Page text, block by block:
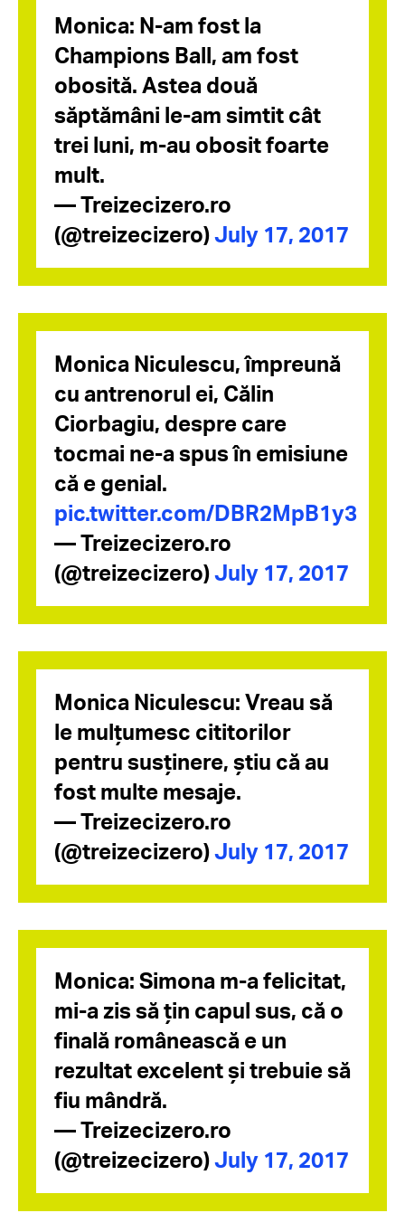
Monica: N-am fost la
Champions Ball, am fost
obosită. Astea două
săptămâni le-am simtit cât
trei luni, m-au obosit foarte
mult.
— Treizecizero.ro
(@treizecizero)July 17, 2017
Monica Niculescu, împreună
cu antrenorul ei, Călin
Ciorbagiu, despre care
tocmai ne-a spus în emisiune
că e genial.
pic.twitter.com/DBR2MpB1y3
— Treizecizero.ro
(@treizecizero)July 17, 2017
Monica Niculescu: Vreau să
le mulțumesc cititorilor
pentru susținere, știu că au
fost multe mesaje.
— Treizecizero.ro
(@treizecizero)July 17, 2017
Monica: Simona m-a felicitat,
mi-a zis să țin capul sus, că o
finală românească e un
rezultat excelent și trebuie să
fiu mândră.
— Treizecizero.ro
(@treizecizero)July 17, 2017